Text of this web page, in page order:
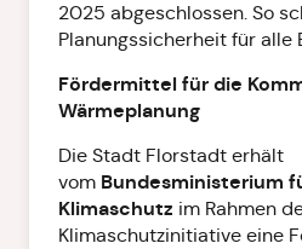
2025 abgeschlossen. So
Planungssicherheit für alle
Fördermittel für die
Wärmeplanung
Die Stadt Florstadt erhält
vom Bundesministerium
Klimaschutz im Rahmen
Klimaschutzinitiative eine